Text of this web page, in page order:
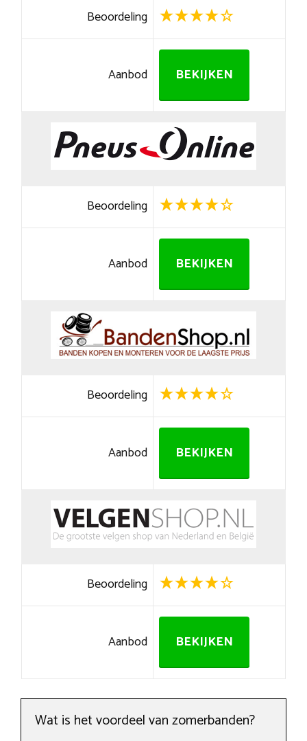
Beoordeling
Aanbod BEKIJKEN
Beoordeling
Aanbod BEKIJKEN
Beoordeling
Aanbod BEKIJKEN
Beoordeling
Aanbod BEKIJKEN
Wat is het voordeel van zomerbanden?